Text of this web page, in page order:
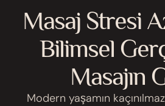
Masaj Stresi
Bilimsel
Masajın
Modern yaşamın